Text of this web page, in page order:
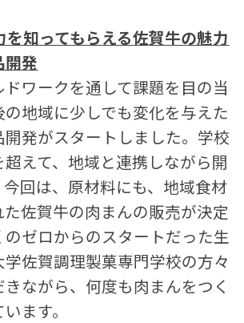
知ってもらえる佐賀牛の魅力
開発
ワークを通して課題を目の当
地域に少しでも変化を与えた
発がスタートしました。学校
超えて、地域と連携しながら開
回は、原材料にも、地域食材
佐賀牛の肉まんの販売が決定
のゼロからのスタートだった生
佐賀調理製菓専門学校の方々
ながら、何度も肉まんをつく
ます。